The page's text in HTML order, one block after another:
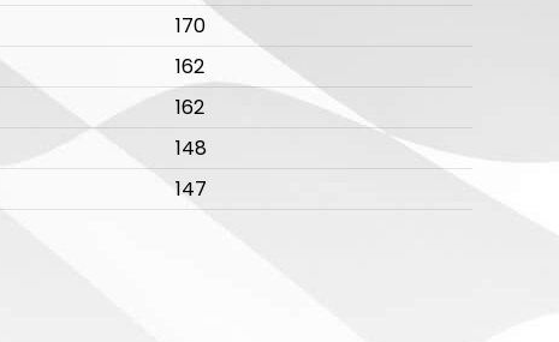
170
162
162
148
147